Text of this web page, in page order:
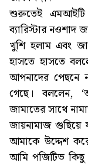
শুরুতেই এমআইটি
ব্যারিস্টার নওশাদ
খুশি হলাম এবং
হাসতে হাসতে
আপনাদের পেছনে
গেছে। বললেন,
জামাতের সাথে
জায়নামাজ
আমাকে উদ্দেশ
আমি পজিটিভ কিছু